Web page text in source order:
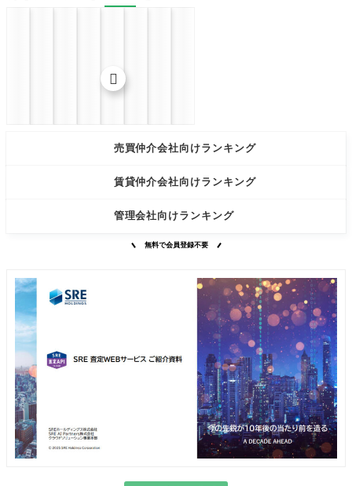
売買仲介会社向けランキング
賃貸仲介会社向けランキング
管理会社向けランキング
無料で会員登録不要
